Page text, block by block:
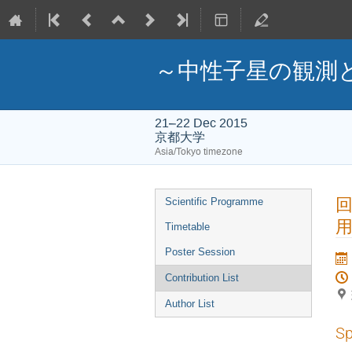
～中性子星の観
21–22 Dec 2015
京都大学
Asia/Tokyo timezone
Event
menu
Scientific Programme
Timetable
Poster Session
Contribution List
Author List
用